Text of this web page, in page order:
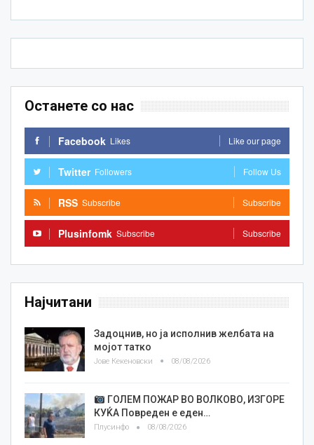
Останете со нас
Facebook Likes Like our page
Twitter Followers Follow Us
RSS Subscribe Subscribe
Plusinfomk Subscribe Subscribe
Најчитани
Задоцнив, но ја исполнив желбата на
мојот татко
Јове Кекеновски 08/08/2026
ГОЛЕМ ПОЖАР ВО ВОЛКОВО, ИЗГОРЕ
КУЌА Повреден е еден…
Плусинфо 08/08/2026